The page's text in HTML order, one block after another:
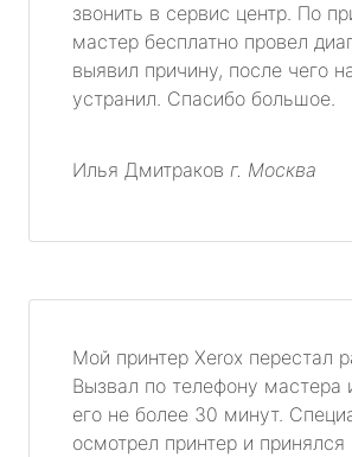
звонить в сервис центр. По
мастер бесплатно провел
выявил причину, после чего
устранил. Спасибо большое.
Илья Дмитраков г. Москва
Мой принтер Xerox перестал
Вызвал по телефону мастера
его не более 30 минут.
осмотрел принтер и принялся